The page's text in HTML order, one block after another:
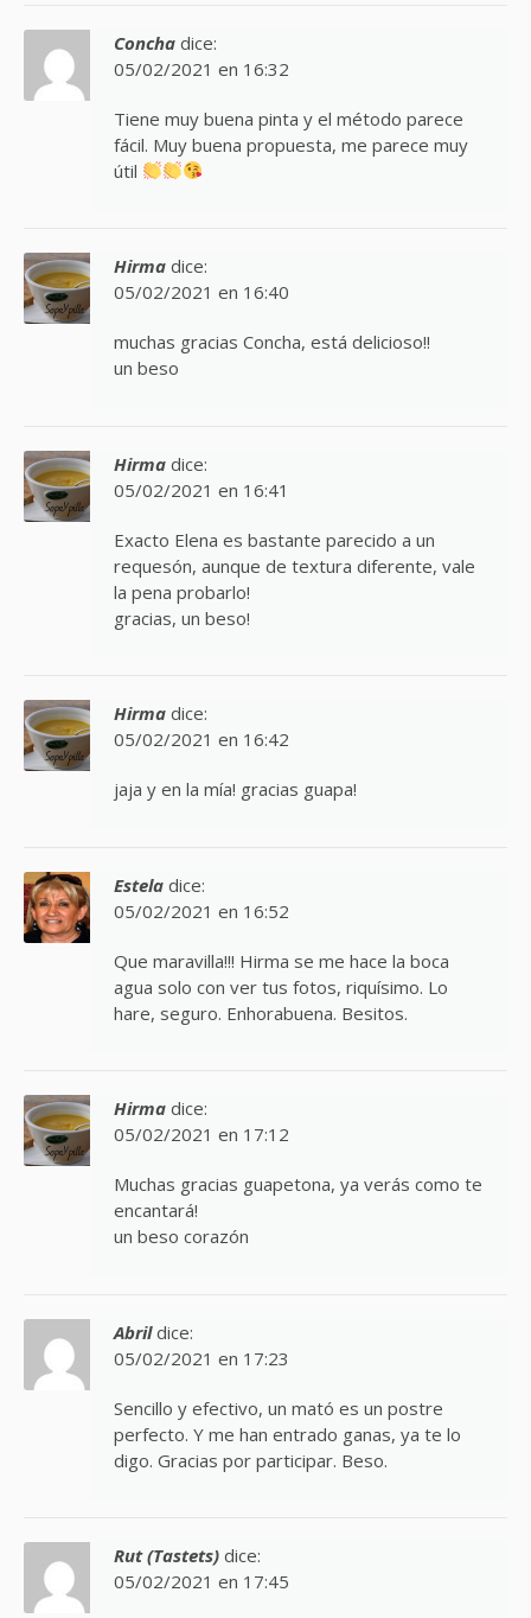
Concha dice:
05/02/2021 en 16:32
Tiene muy buena pinta y el método parece
fácil. Muy buena propuesta, me parece muy
útil
Hirma dice:
05/02/2021 en 16:40
muchas gracias Concha, está delicioso!!
un beso
Hirma dice:
05/02/2021 en 16:41
Exacto Elena es bastante parecido a un
requesón, aunque de textura diferente, vale
la pena probarlo!
gracias, un beso!
Hirma dice:
05/02/2021 en 16:42
jaja y en la mía! gracias guapa!
Estela dice:
05/02/2021 en 16:52
Que maravilla!!! Hirma se me hace la boca
agua solo con ver tus fotos, riquísimo. Lo
hare, seguro. Enhorabuena. Besitos.
Hirma dice:
05/02/2021 en 17:12
Muchas gracias guapetona, ya verás como te
encantará!
un beso corazón
Abril dice:
05/02/2021 en 17:23
Sencillo y efectivo, un mató es un postre
perfecto. Y me han entrado ganas, ya te lo
digo. Gracias por participar. Beso.
Rut (Tastets) dice:
05/02/2021 en 17:45